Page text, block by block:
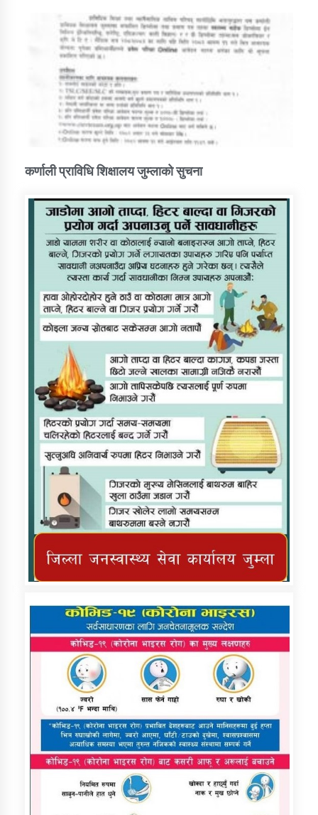
कर्णाली प्राविधि शिक्षालय जुम्लाको सुचना